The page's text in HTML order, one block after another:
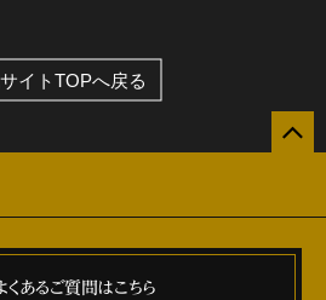
イトTOPへ戻る
くあるご質問はこちら